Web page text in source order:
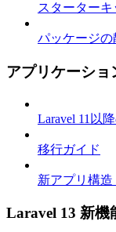
スターター
パッケージの
アプリケーショ
Laravel 11以
移行ガイド
新アプリ構造
Laravel 13 新機